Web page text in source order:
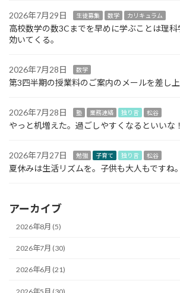
2026年7月29日 生徒募集 数学 カリキュラム
高校数学の数3Cまでを早めに学ぶことは理
効いてくる。
2026年7月28日 数学
第3四半期の授業料のご案内のメールを差し上
2026年7月28日 塾 業務連絡 独り言 松谷
やっと机増えた。過ごしやすくなるといいな！
2026年7月27日 勉強 子育て 独り言 松谷
夏休みは生活リズムを。子供も大人もですね。
アーカイブ
2026年8月 (5)
2026年7月 (30)
2026年6月 (21)
2026年5月 (30)